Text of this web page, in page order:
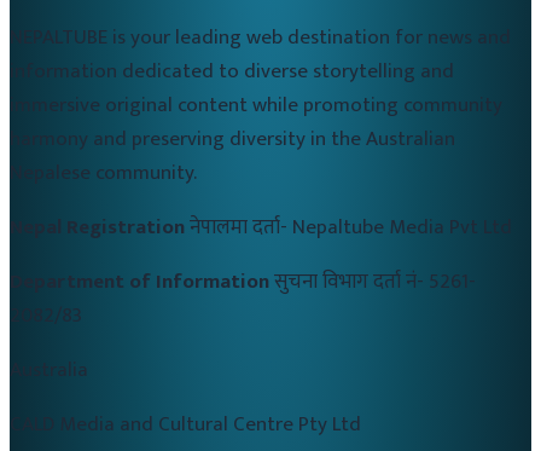
NEPALTUBE is your leading web destination for news and
information dedicated to diverse storytelling and
immersive original content while promoting community
harmony and preserving diversity in the Australian
Nepalese community.
Nepal Registrationनेपालमा दर्ता- Nepaltube Media Pvt Ltd
Department of Informationसुचना विभाग दर्ता नं- 5261-
2082/83
Australia
CALD Media and Cultural Centre Pty Ltd